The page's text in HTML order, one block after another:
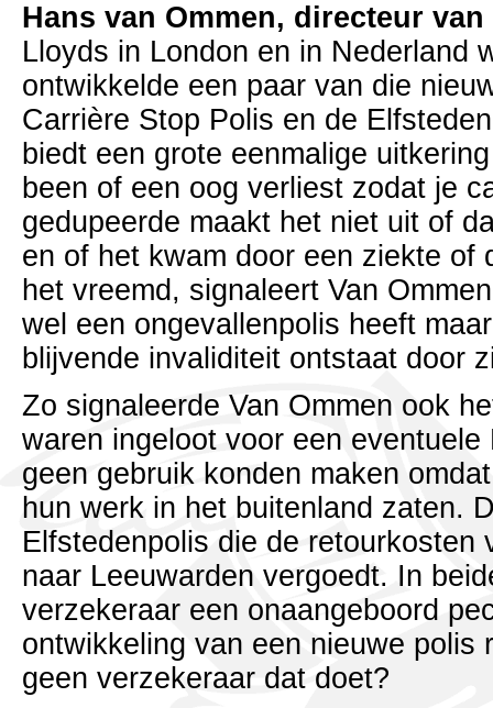
Hans van Ommen, directeur
Lloyds in London en in Nederland
ontwikkelde een paar van die
Carrière Stop Polis en de
biedt een grote eenmalige
been of een oog verliest zodat je
gedupeerde maakt het niet uit of
en of het kwam door een ziekte of
het vreemd, signaleert Van
wel een ongevallenpolis heeft
blijvende invaliditeit ontstaat door
Zo signaleerde Van Ommen ook
waren ingeloot voor een
geen gebruik konden maken
hun werk in het buitenland zaten.
Elfstedenpolis die de retourkosten
naar Leeuwarden vergoedt. In
verzekeraar een onaangeboord
ontwikkeling van een nieuwe polis
geen verzekeraar dat doet?